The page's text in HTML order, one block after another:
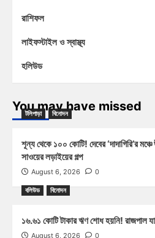
রাশিফল
লাইফস্টাইল ও স্বাস্থ্য
হলিউড
You may have missed
টলিপাড়া বিনোদন
শূন্য থেকে ১০০ কোটি! দেবের ‘দাদাগিরি’র
সাওয়ের লড়াইয়ের গল্প
August 6, 2026 0
বলিউড বিনোদন
১৬.৬১ কোটি টাকার ঋণ শোধ হয়নি! রাজপাল
August 6, 2026 0